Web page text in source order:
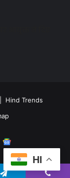
Hind Trends
News
HI